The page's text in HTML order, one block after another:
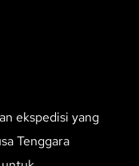
ekspedisi yang
Tenggara